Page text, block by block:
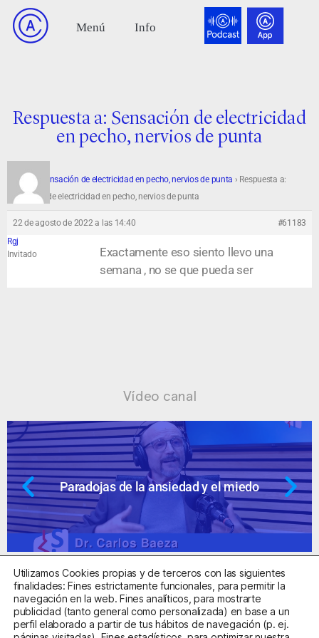
Respuesta a: Sensación de electricidad
en pecho, nervios de punta
Foro › Sensación de electricidad en pecho, nervios de punta › Respuesta a:
Sensación de electricidad en pecho, nervios de punta
22 de agosto de 2022 a las 14:40
#61183
Rgj
Invitado
Exactamente eso siento llevo una
semana , no se que pueda ser
Vídeo canal
Paradojas de la ansiedad y el miedo
Centro Sanitario Autorizado con el código E08737002
Utilizamos Cookies propias y de terceros con las siguientes
finalidades: Fines estrictamente funcionales, para permitir la
navegación en la web. Fines analíticos, para mostrarte
publicidad (tanto general como personalizada) en base a un
perfil elaborado a partir de tus hábitos de navegación (p. ej.